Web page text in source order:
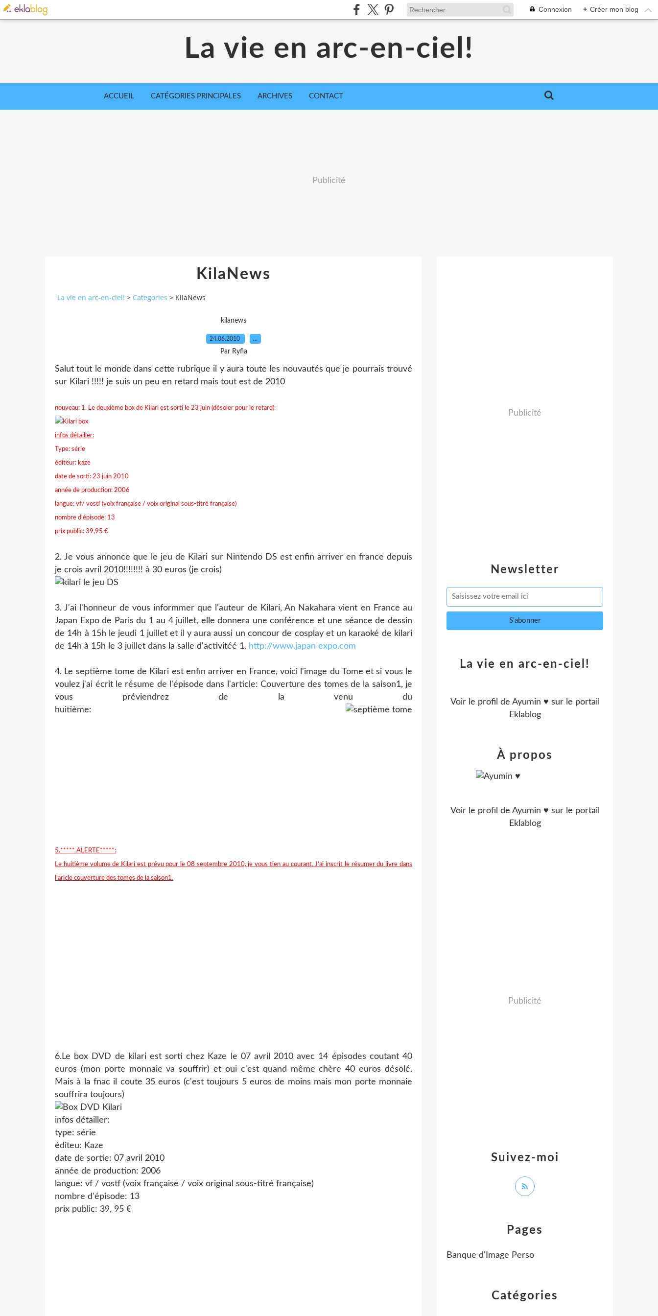
Connexion + Créer mon blog
La vie en arc-en-ciel!
ACCUEIL CATÉGORIES PRINCIPALES ARCHIVES CONTACT
Publicité
KilaNews
La vie en arc-en-ciel! > Categories > KilaNews
kilanews
24.06.2010 …
Par Ryfia
Salut tout le monde dans cette rubrique il y aura toute les nouvautés que je pourrais trouvé
sur Kilari !!!!! je suis un peu en retard mais tout est de 2010
nouveau: 1. Le deuxième box de Kilari est sorti le 23 juin (désoler pour le retard):
infos détailler:
Type: série
éditeur: kaze
date de sorti: 23 juin 2010
année de production: 2006
langue: vf/ vostf (voix française / voix original sous-titré française)
nombre d'épisode: 13
prix public: 39,95 €
2. Je vous annonce que le jeu de Kilari sur Nintendo DS est enfin arriver en france depuis
je crois avril 2010!!!!!!!! à 30 euros (je crois)
3. J'ai l'honneur de vous informmer que l'auteur de Kilari, An Nakahara vient en France au
Japan Expo de Paris du 1 au 4 juillet, elle donnera une conférence et une séance de dessin
de 14h à 15h le jeudi 1 juillet et il y aura aussi un concour de cosplay et un karaoké de kilari
de 14h à 15h le 3 juillet dans la salle d'activitéé 1. http://www.japan expo.com
4. Le septième tome de Kilari est enfin arriver en France, voici l'image du Tome et si vous le
voulez j'ai écrit le résume de l'épisode dans l'article: Couverture des tomes de la saison1, je
vous préviendrez de la venu du
huitième:
5.***** ALERTE*****:
Le huitième volume de Kilari est prévu pour le 08 septembre 2010, je vous tien au courant. J'ai inscrit le résumer du livre dans
l'aricle couverture des tomes de la saison1.
6.Le box DVD de kilari est sorti chez Kaze le 07 avril 2010 avec 14 épisodes coutant 40
euros (mon porte monnaie va souffrir) et oui c'est quand même chère 40 euros désolé.
Mais à la fnac il coute 35 euros (c'est toujours 5 euros de moins mais mon porte monnaie
souffrira toujours)
infos détailler:
type: série
éditeu: Kaze
date de sortie: 07 avril 2010
année de production: 2006
langue: vf / vostf (voix française / voix original sous-titré française)
nombre d'épisode: 13
prix public: 39, 95 €
Newsletter
Publicité
Catégories
Pages
Banque d'Image Perso
La vie en arc-en-ciel!
Voir le profil de Ayumin ♥ sur le portail
Eklablog
Suivez-moi
À propos
Voir le profil de Ayumin ♥ sur le portail
Eklablog
Publicité